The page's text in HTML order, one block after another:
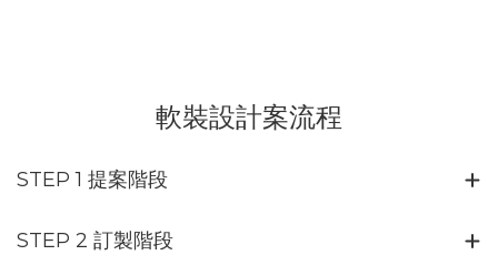
軟裝設計案流程
STEP 1 提案階段
STEP 2 訂製階段